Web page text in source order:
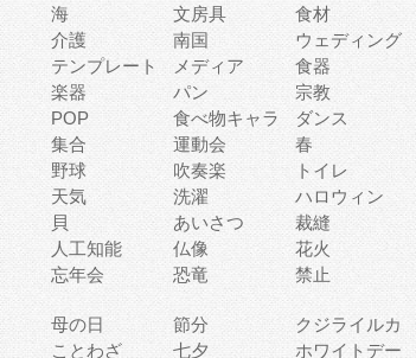
海 文房具 食材
介護 南国 ウェディング
テンプレート メディア 食器
楽器 パン 宗教
POP 食べ物キャラ ダンス
集合 運動会 春
野球 吹奏楽 トイレ
天気 洗濯 ハロウィン
貝 あいさつ 裁縫
人工知能 仏像 花火
忘年会 恐竜 禁止
母の日 節分 クジライルカ
ことわざ 七夕 ホワイトデー